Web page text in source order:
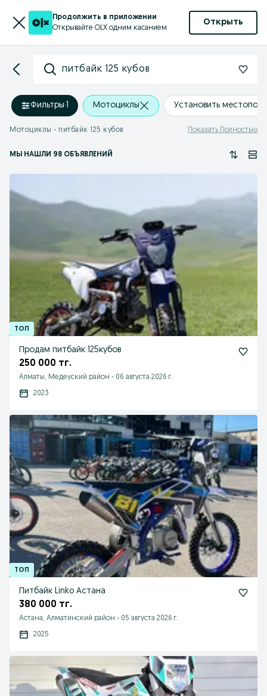
Продолжить в приложении
Открывайте OLX одним касанием
Открыть
питбайк 125 кубов
Фильтры·1 Мотоциклы Установить
Мотоциклы - питбайк 125 кубов Показать Полностью
МЫ НАШЛИ 98 ОБЪЯВЛЕНИЙ
Продам питбайк 125кубов
250 000 тг.
Алматы, Медеуский район - 06 августа 2026 г.
2023
Питбайк Linko Астана
380 000 тг.
Астана, Алматинский район - 05 августа 2026 г.
2025